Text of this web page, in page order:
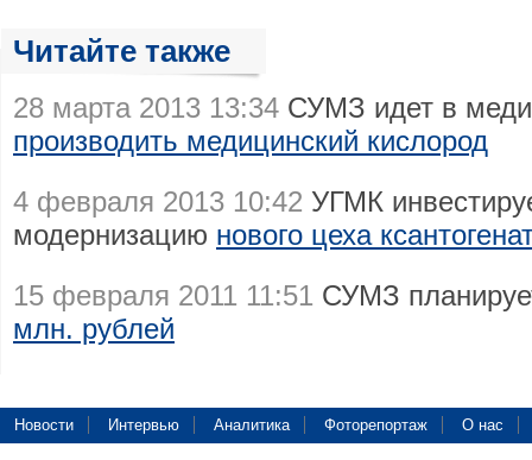
Читайте также
28 марта 2013 13:34 СУМЗ идет в
производить медицинский кислород
4 февраля 2013 10:42 УГМК
модернизацию нового цеха
15 февраля 2011 11:51 СУМЗ
млн. рублей
Новости Интервью Аналитика Фоторепортаж О нас